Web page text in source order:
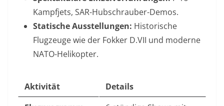
Kampfjets, SAR-Hubschrauber-Demos.
Statische Ausstellungen: Historische
Flugzeuge wie der Fokker D.VII und moderne
NATO-Helikopter.
Aktivität
Details